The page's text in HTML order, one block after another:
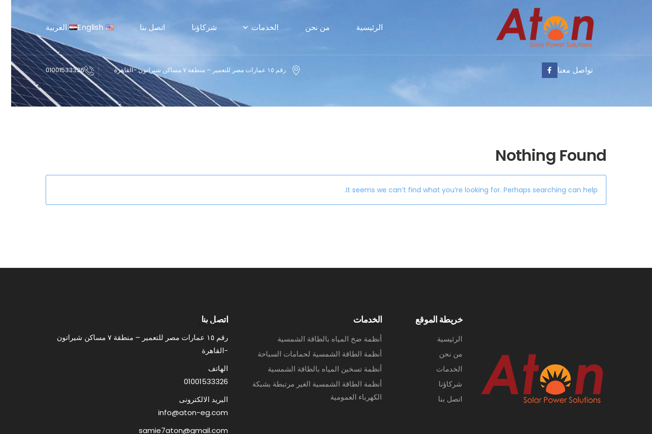
الرئيسية من نحن الخدمات شركاؤنا اتصل بنا English العربية
تواصل معنا رقم ١٥ عمارات مصر للتعمير – منطقة ٧ مساكن شيراتون -القاهرة 01001533326
Nothing Found
It seems we can’t find what you’re looking for. Perhaps searching can help.
خريطة الموقع
الرئيسية
من نحن
الخدمات
شركاؤنا
اتصل بنا
الخدمات
أنظمة ضخ المياه بالطاقة الشمسية
أنظمة الطاقة الشمسية لحمامات السباحة
أنظمة تسخين المياه بالطاقة الشمسية
أنظمة الطاقة الشمسية الغير مرتبطة بشبكة
الكهرباء العمومية
اتصل بنا
ADDRESS
رقم ١٥ عمارات مصر للتعمير – منطقة ٧ مساكن شيراتون
-القاهرة
الهاتف
01001533326
البريد الالكترونى
info@aton-eg.com
samie7aton@gmail.com